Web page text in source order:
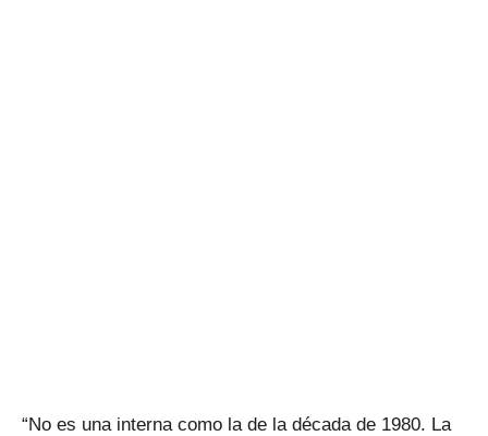
“No es una interna como la de la década de 1980. La